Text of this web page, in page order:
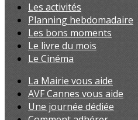
Les activités
Planning hebdomadaire
Les bons moments
Le livre du mois
Le Cinéma
La Mairie vous aide
AVF Cannes vous aide
Une journée dédiée